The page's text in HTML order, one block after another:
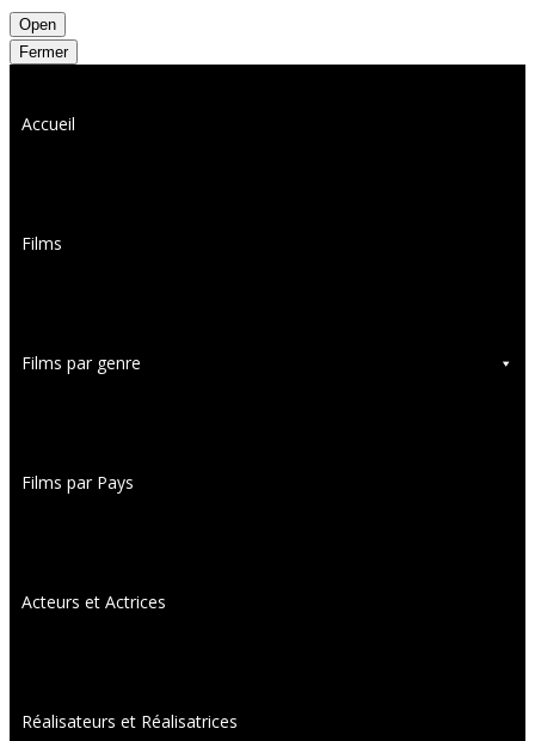
Open
Fermer
Accueil
Films
Films par genre
Films par Pays
Acteurs et Actrices
Réalisateurs et Réalisatrices